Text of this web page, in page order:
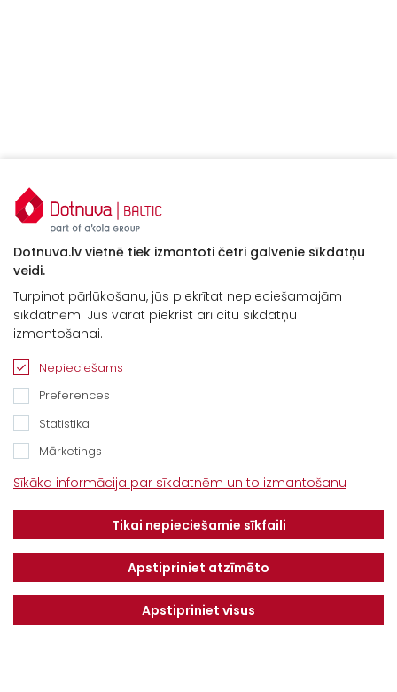
Kontakti
“Baltijas Ceļš”, Brankas, Cenu pagasts,
Jelgavas novads, LV-3043
Tel. +371 67913161
E-pasts:
info@dotnuvabaltic.lv
Kontakti
Vakances
Finansējums
Privātuma politika
MAKSĀJUMU KĀRTĪBA UN
NOTEIKUMI
Dotnuva.lv vietnē tiek izmantoti četri galvenie sīkdatņu
veidi.
Turpinot pārlūkošanu, jūs piekrītat nepieciešamajām
sīkdatnēm. Jūs varat piekrist arī citu sīkdatņu
izmantošanai.
Nepieciešams
Preferences
Statistika
Mārketings
Sīkāka informācija par sīkdatnēm un to izmantošanu
Tikai nepieciešamie sīkfaili
Apstipriniet atzīmēto
Apstipriniet visus